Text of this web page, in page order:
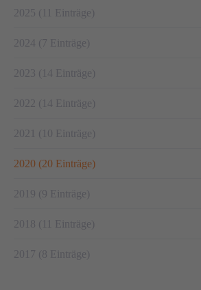
2025 (11 Einträge)
2024 (7 Einträge)
2023 (14 Einträge)
2022 (14 Einträge)
2021 (10 Einträge)
2020 (20 Einträge)
2019 (9 Einträge)
2018 (11 Einträge)
2017 (8 Einträge)